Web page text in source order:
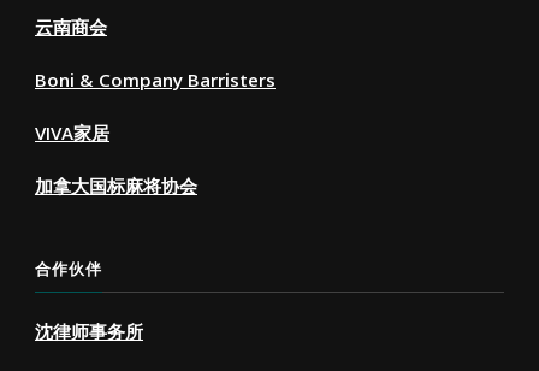
云南商会
Boni & Company Barristers
VIVA家居
加拿大国标麻将协会
合作伙伴
沈律师事务所